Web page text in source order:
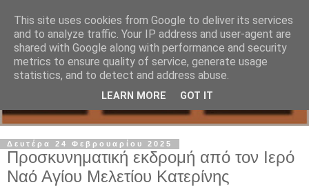
Δευτέρα 24 Φεβρουαρίου 2025
Προσκυνηματική εκδρομή από τον Ιερό
Ναό Αγίου Μελετίου Κατερίνης
This site uses cookies from Google to deliver its services
and to analyze traffic. Your IP address and user-agent are
shared with Google along with performance and security
metrics to ensure quality of service, generate usage
statistics, and to detect and address abuse.
LEARN MORE GOT IT